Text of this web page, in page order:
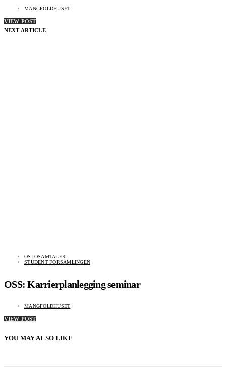
MANGFOLDHUSET
VIEW POST
NEXT ARTICLE
OSLOSAMTALER
STUDENT FORSAMLINGEN
OSS: Karrierplanlegging seminar
MANGFOLDHUSET
VIEW POST
YOU MAY ALSO LIKE